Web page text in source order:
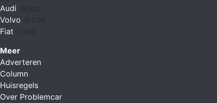
Audi
Volvo
Fiat (7.262)
Meer
Adverteren
Column
Huisregels
Over Problemcar